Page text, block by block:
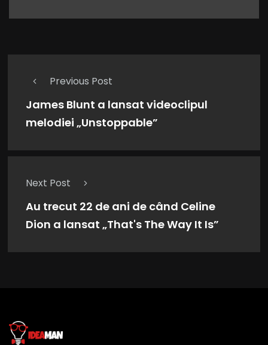
Previous Post
James Blunt a lansat videoclipul
melodiei „Unstoppable”
Next Post
Au trecut 22 de ani de când Celine
Dion a lansat „That's The Way It Is”